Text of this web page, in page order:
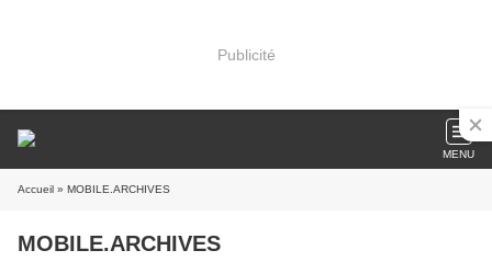
Publicité
MENU
Accueil » MOBILE.ARCHIVES
MOBILE.ARCHIVES